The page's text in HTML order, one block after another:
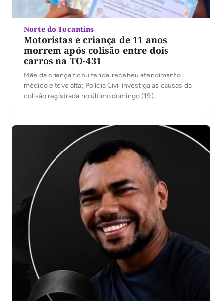
Norte do Tocantins
Motoristas e criança de 11 anos
morrem após colisão entre dois
carros na TO-431
Mãe da criança ficou ferida, recebeu atendimento
médico e teve alta; Polícia Civil investiga as causas da
colisão registrada no último domingo (19).